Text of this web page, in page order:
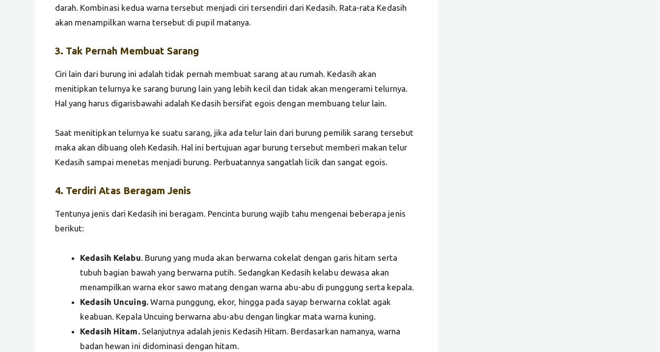
darah. Kombinasi kedua warna tersebut menjadi ciri tersendiri dari Kedasih. Rata-rata Kedasih
akan menampilkan warna tersebut di pupil matanya.
3. Tak Pernah Membuat Sarang
Ciri lain dari burung ini adalah tidak pernah membuat sarang atau rumah. Kedasih akan
menitipkan telurnya ke sarang burung lain yang lebih kecil dan tidak akan mengerami telurnya.
Hal yang harus digarisbawahi adalah Kedasih bersifat egois dengan membuang telur lain.
Saat menitipkan telurnya ke suatu sarang, jika ada telur lain dari burung pemilik sarang tersebut
maka akan dibuang oleh Kedasih. Hal ini bertujuan agar burung tersebut memberi makan telur
Kedasih sampai menetas menjadi burung. Perbuatannya sangatlah licik dan sangat egois.
4. Terdiri Atas Beragam Jenis
Tentunya jenis dari Kedasih ini beragam. Pencinta burung wajib tahu mengenai beberapa jenis
berikut:
Kedasih Kelabu. Burung yang muda akan berwarna cokelat dengan garis hitam serta
tubuh bagian bawah yang berwarna putih. Sedangkan Kedasih kelabu dewasa akan
menampilkan warna ekor sawo matang dengan warna abu-abu di punggung serta kepala.
Kedasih Uncuing.Warna punggung, ekor, hingga pada sayap berwarna coklat agak
keabuan. Kepala Uncuing berwarna abu-abu dengan lingkar mata warna kuning.
Kedasih Hitam.Selanjutnya adalah jenis Kedasih Hitam. Berdasarkan namanya, warna
badan hewan ini didominasi dengan hitam.